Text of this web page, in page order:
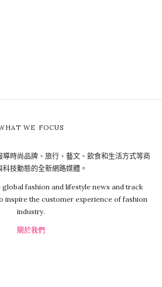
WE FOCUS
導時尚品牌、旅行、藝文、飲食和生活方式等商
科技動態的全新網路媒體。
fashion and lifestyle news and track
inspire the customer experience of fashion
industry.
關於我們